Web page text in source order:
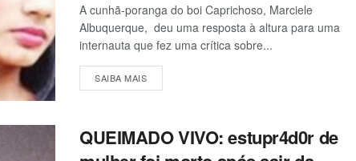
A cunhã-poranga do boi Caprichoso, Marciele
Albuquerque, deu uma resposta à altura para uma
internauta que fez uma crítica sobre...
SAIBA MAIS
QUEIMADO VIVO: estupr4d0r de